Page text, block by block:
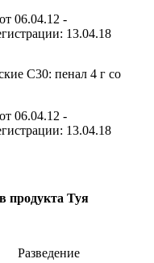
06.04.12 -
13.04.18
C30: пенал 4 г со
06.04.12 -
13.04.18
продукта Туя
Разведение